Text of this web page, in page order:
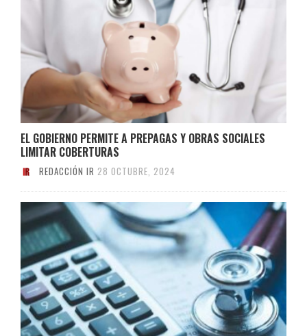
EL GOBIERNO PERMITE A PREPAGAS Y OBRAS SOCIALES
LIMITAR COBERTURAS
REDACCIÓN IR 28 OCTUBRE, 2024